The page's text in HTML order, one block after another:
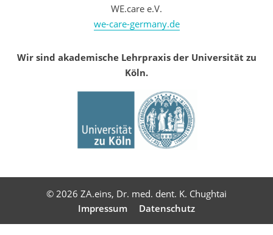
WE.care e.V.
we-care-germany.de
Wir sind akademische Lehrpraxis der Universität zu
Köln.
© 2026 ZA.eins, Dr. med. dent. K. Chughtai
Impressum
Datenschutz